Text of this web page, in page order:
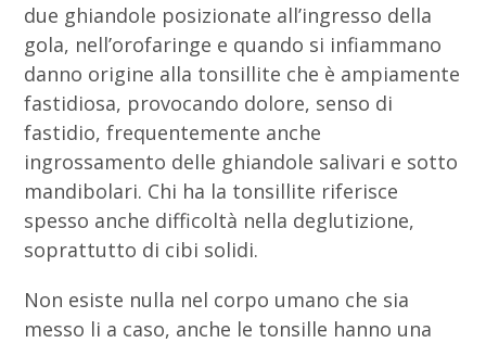
due ghiandole posizionate all’ingresso della
gola, nell’orofaringe e quando si infiammano
danno origine alla tonsillite che è ampiamente
fastidiosa, provocando dolore, senso di
fastidio, frequentemente anche
ingrossamento delle ghiandole salivari e sotto
mandibolari. Chi ha la tonsillite riferisce
spesso anche difficoltà nella deglutizione,
soprattutto di cibi solidi.
Non esiste nulla nel corpo umano che sia
messo li a caso, anche le tonsille hanno una